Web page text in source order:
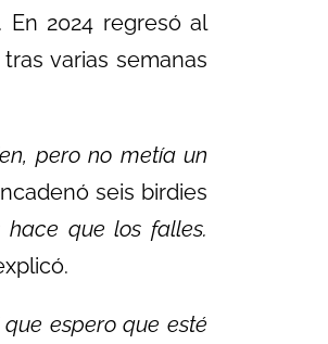
2024 regresó al
varias semanas
pero no metía un
seis birdies
hace que los falles.
espero que esté